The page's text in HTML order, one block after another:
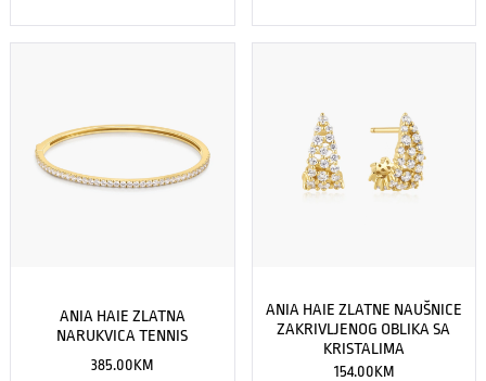
ANIA HAIE ZLATNA
NARUKVICA TENNIS
385.00KM
ANIA HAIE ZLATNE NAUŠNICE
ZAKRIVLJENOG OBLIKA SA
KRISTALIMA
154.00KM